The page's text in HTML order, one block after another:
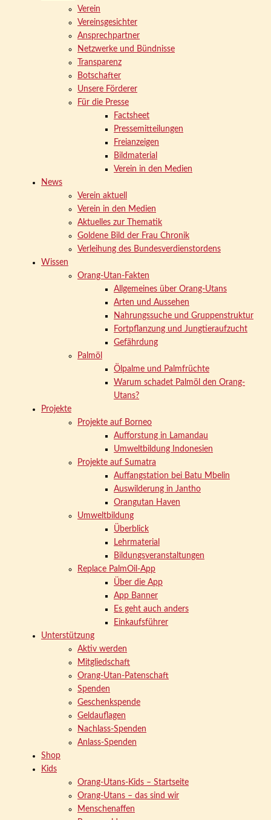
Verein
Vereinsgesichter
Ansprechpartner
Netzwerke und Bündnisse
Transparenz
Botschafter
Unsere Förderer
Für die Presse
Factsheet
Pressemitteilungen
Freianzeigen
Bildmaterial
Verein in den Medien
News
Verein aktuell
Verein in den Medien
Aktuelles zur Thematik
Goldene Bild der Frau Chronik
Verleihung des Bundesverdienstordens
Wissen
Orang-Utan-Fakten
Allgemeines über Orang-Utans
Arten und Aussehen
Nahrungssuche und Gruppenstruktur
Fortpflanzung und Jungtieraufzucht
Gefährdung
Palmöl
Ölpalme und Palmfrüchte
Warum schadet Palmöl den Orang-
Utans?
Projekte
Projekte auf Borneo
Aufforstung in Lamandau
Umweltbildung Indonesien
Projekte auf Sumatra
Auffangstation bei Batu Mbelin
Auswilderung in Jantho
Orangutan Haven
Umweltbildung
Überblick
Lehrmaterial
Bildungsveranstaltungen
Replace PalmOil-App
Über die App
App Banner
Es geht auch anders
Einkaufsführer
Unterstützung
Aktiv werden
Mitgliedschaft
Orang-Utan-Patenschaft
Spenden
Geschenkspende
Geldauflagen
Nachlass-Spenden
Anlass-Spenden
Shop
Kids
Orang-Utans-Kids – Startseite
Orang-Utans – das sind wir
Menschenaffen